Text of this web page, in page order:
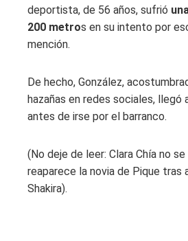
deportista, de 56 años, sufrió
200 metros en su intento por
mención.
De hecho, González,
hazañas en redes sociales, llegó
antes de irse por el barranco.
(No deje de leer: Clara Chía no
reaparece la novia de Pique tras
Shakira).